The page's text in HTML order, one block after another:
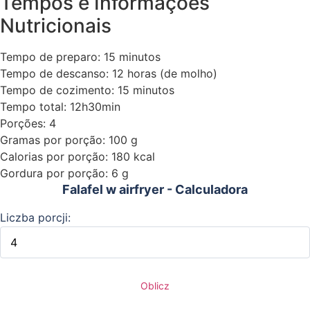
Nutricionais
Tempo de preparo: 15 minutos
Tempo de descanso: 12 horas (de molho)
Tempo de cozimento: 15 minutos
Tempo total: 12h30min
Porções: 4
Gramas por porção: 100 g
Calorias por porção: 180 kcal
Gordura por porção: 6 g
Falafel w airfryer - Calculadora
Liczba porcji:
Oblicz